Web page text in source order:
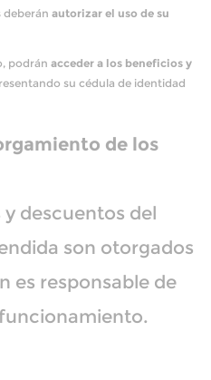
deberán autorizar el uso de su
podrán acceder a los beneficios y
su cédula de identidad
de los
descuentos del
son otorgados
es responsable de